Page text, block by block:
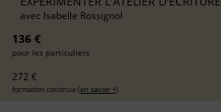
avec Isabelle Rossignol
136 €
pour les particuliers
272 €
formation continue (en savoir +)